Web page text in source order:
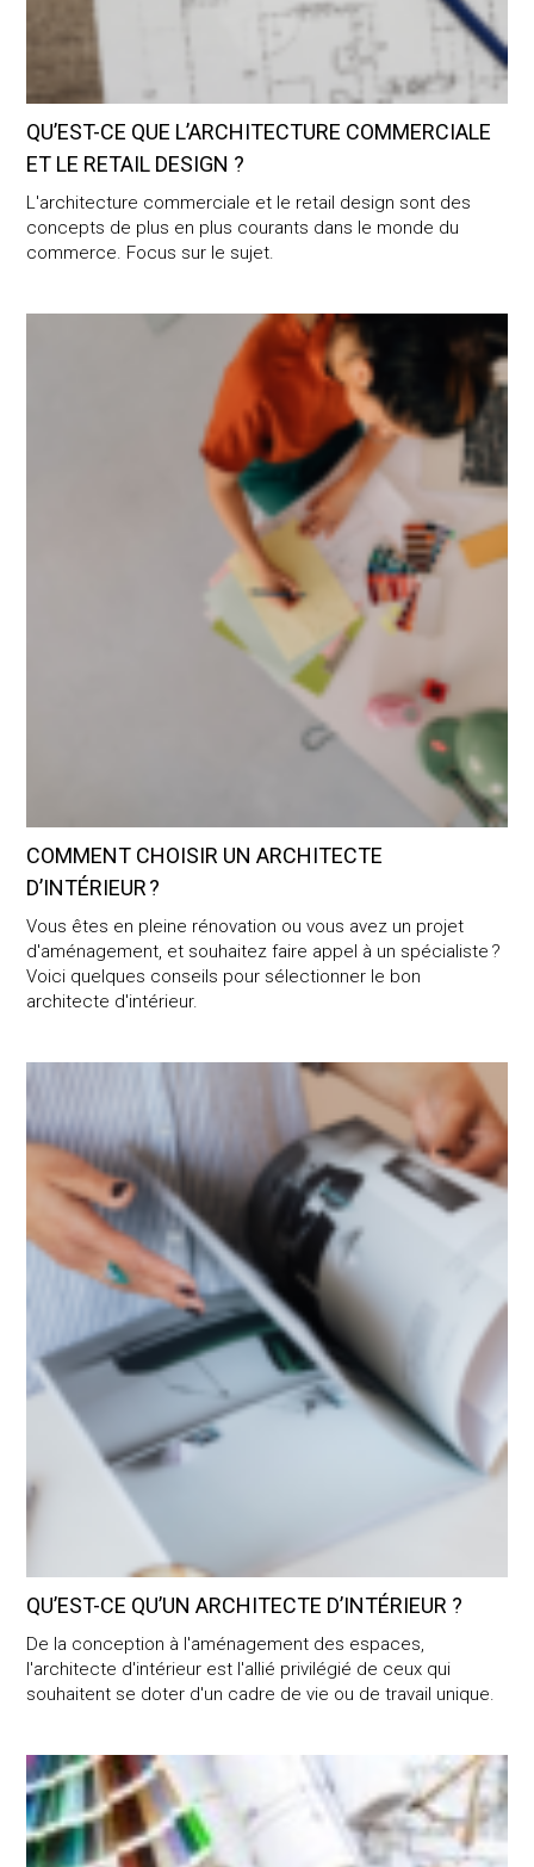
QU’EST-CE QUE L’ARCHITECTURE COMMERCIALE
ET LE RETAIL DESIGN ?
L'architecture commerciale et le retail design sont des
concepts de plus en plus courants dans le monde du
commerce. Focus sur le sujet.
Comment choisir un architecte d’intérieur ?
COMMENT CHOISIR UN ARCHITECTE
D’INTÉRIEUR ?
Vous êtes en pleine rénovation ou vous avez un projet
d'aménagement, et souhaitez faire appel à un spécialiste ?
Voici quelques conseils pour sélectionner le bon
architecte d'intérieur.
Qu’est-ce qu’un architecte d’intérieur ?
QU’EST-CE QU’UN ARCHITECTE D’INTÉRIEUR ?
De la conception à l'aménagement des espaces,
l'architecte d'intérieur est l'allié privilégié de ceux qui
souhaitent se doter d'un cadre de vie ou de travail unique.
Pourquoi faire appel à un architecte d’intérieur ?